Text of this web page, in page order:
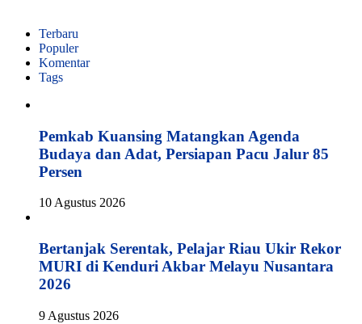
Terbaru
Populer
Komentar
Tags
Pemkab Kuansing Matangkan Agenda
Budaya dan Adat, Persiapan Pacu Jalur 85
Persen
10 Agustus 2026
Bertanjak Serentak, Pelajar Riau Ukir Rekor
MURI di Kenduri Akbar Melayu Nusantara
2026
9 Agustus 2026